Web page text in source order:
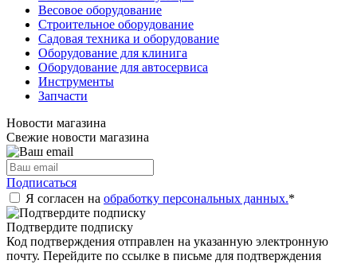
Весовое оборудование
Строительное оборудование
Садовая техника и оборудование
Оборудование для клинига
Оборудование для автосервиса
Инструменты
Запчасти
Новости магазина
Свежие новости магазина
Подписаться
Я согласен на обработку персональных данных.*
Подтвердите подписку
Код подтверждения отправлен на указанную электронную
почту. Перейдите по ссылке в письме для подтверждения